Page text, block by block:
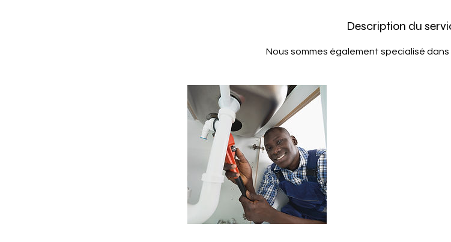
Description du
Nous sommes également specialisé dans